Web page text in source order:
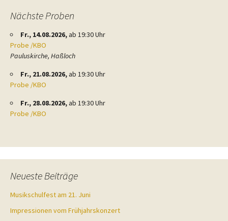
Nächste Proben
Fr., 14.08.2026,ab 19:30 Uhr
Probe /KBO
Pauluskirche, Haßloch
Fr., 21.08.2026,ab 19:30 Uhr
Probe /KBO
Fr., 28.08.2026,ab 19:30 Uhr
Probe /KBO
Neueste Beiträge
Musikschulfest am 21. Juni
Impressionen vom Frühjahrskonzert